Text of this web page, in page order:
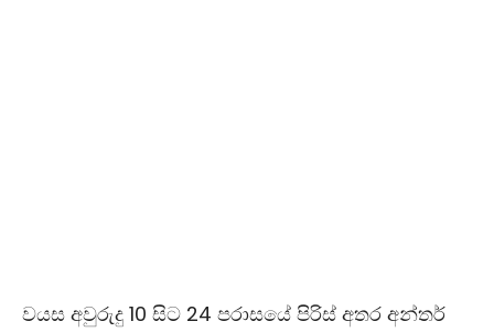
වයස අවුරුදු 10 සිට 24 පරාසයේ පිරිස් අතර අන්තර්